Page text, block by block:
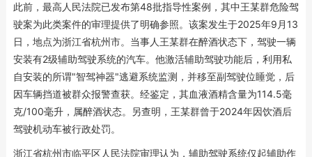
此前，最高人民法院已发布第48批指导性案例，其中王某群危险驾
驶案为此类案件的审理提供了明确参照。该案发生于2025年9月13
日，地点为浙江省杭州市。当事人王某群在醉酒状态下，驾驶一辆
安装有2级辅助驾驶系统的汽车。他激活辅助驾驶功能后，利用私
自安装的所谓"智驾神器"逃避系统监测，并移至副驾驶位睡觉，后
因车辆挡道被群众报警查获。经鉴定，其血液酒精含量为114.5毫
克/100毫升，属醉酒状态。另查明，王某群曾于2024年因饮酒后
驾驶机动车被行政处罚。
浙江省杭州市临平区人民法院审理认为，辅助驾驶系统仅起辅助作